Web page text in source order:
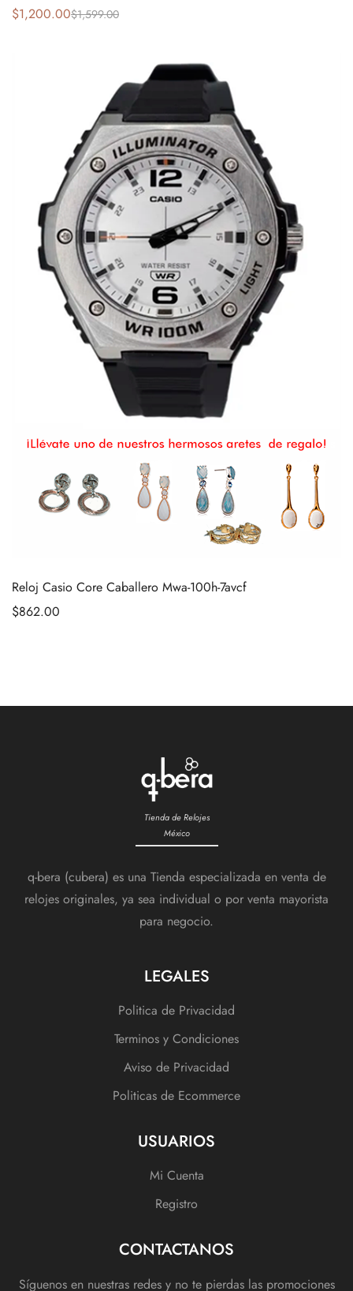
$1,599.00
$1,200.00
Reloj Casio Core Caballero Mwa-100h-7avcf
$862.00
Tienda de Relojes
México
q-bera (cubera) es una Tienda especializada en venta de
relojes originales, ya sea individual o por venta mayorista
para negocio.
LEGALES
Politica de Privacidad
Terminos y Condiciones
Aviso de Privacidad
Politicas de Ecommerce
USUARIOS
Mi Cuenta
Registro
CONTACTANOS
Síguenos en nuestras redes y no te pierdas las promociones